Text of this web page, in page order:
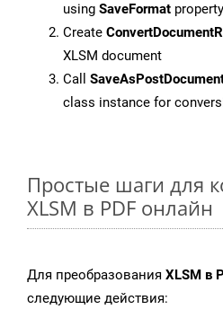
using SaveFormat
Create
XLSM document
Call
class instance for
Простые шаги для
XLSM в PDF онлайн
Для преобразования XLSM в
следующие действия: